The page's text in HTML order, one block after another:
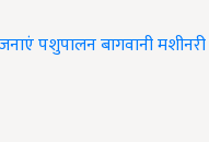
पशुपालनबागवानीमशीनरी